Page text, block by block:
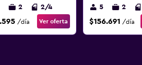
2 2/4
/día Ver oferta
5 2
$156.691 /día